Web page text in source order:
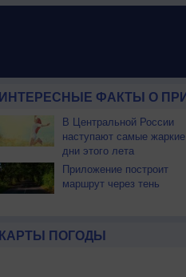
ИНТЕРЕСНЫЕ ФАКТЫ О
В Центральной России
наступают самые жаркие
дни этого лета
Приложение построит
маршрут через тень
КАРТЫ ПОГОДЫ